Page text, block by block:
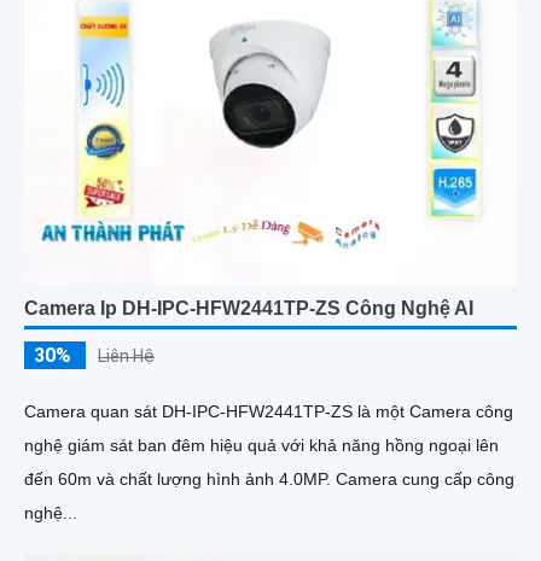
Camera Ip DH-IPC-HFW2441TP-ZS Công Nghệ AI
30% Liên Hệ
Camera quan sát DH-IPC-HFW2441TP-ZS là một Camera công
nghệ giám sát ban đêm hiệu quả với khả năng hồng ngoại lên
đến 60m và chất lượng hình ảnh 4.0MP. Camera cung cấp công
nghệ...